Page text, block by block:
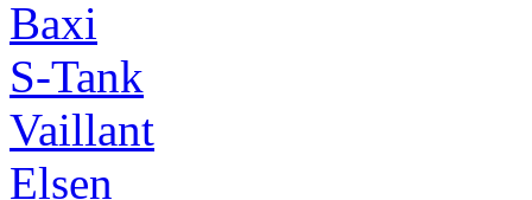
Baxi
S-Tank
Vaillant
Elsen